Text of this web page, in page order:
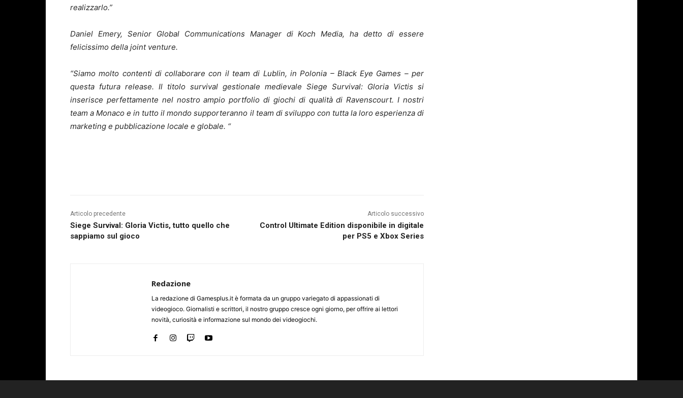
realizzarlo.”
Daniel Emery, Senior Global Communications Manager di Koch Media, ha detto di essere
felicissimo della joint venture.
“Siamo molto contenti di collaborare con il team di Lublin, in Polonia – Black Eye Games – per
questa futura release. Il titolo survival gestionale medievale Siege Survival: Gloria Victis si
inserisce perfettamente nel nostro ampio portfolio di giochi di qualità di Ravenscourt. I nostri
team a Monaco e in tutto il mondo supporteranno il team di sviluppo con tutta la loro esperienza di
marketing e pubblicazione locale e globale. “
Articolo precedente
Siege Survival: Gloria Victis, tutto quello che
sappiamo sul gioco
Articolo successivo
Control Ultimate Edition disponibile in digitale
per PS5 e Xbox Series
Redazione
La redazione di Gamesplus.it è formata da un gruppo variegato di appassionati di
videogioco. Giornalisti e scrittori, il nostro gruppo cresce ogni giorno, per offrire ai lettori
novità, curiosità e informazione sul mondo dei videogiochi.